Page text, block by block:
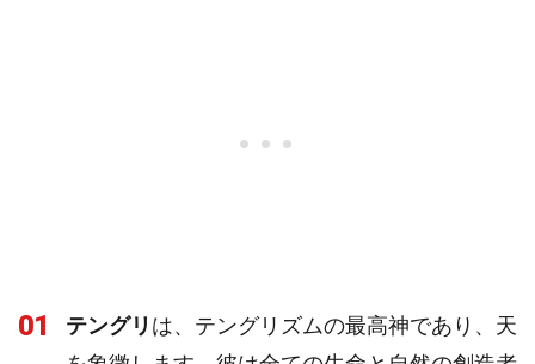
01 テングリ は、テングリズムの最高神であり、天